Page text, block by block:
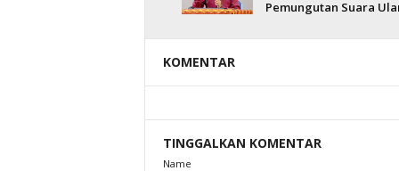
Pemungutan Suara
KOMENTAR
TINGGALKAN KOMENTAR
Name